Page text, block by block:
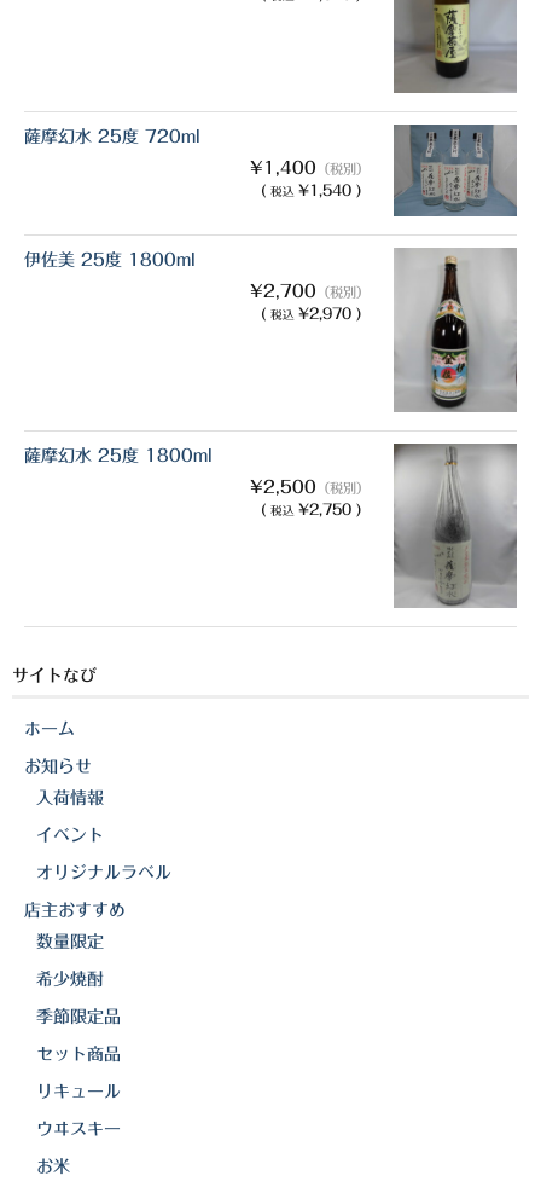
薩摩幻水 25度 720ml
¥1,400 （税別）
( 税込 ¥1,540 )
伊佐美 25度 1800ml
¥2,700 （税別）
( 税込 ¥2,970 )
薩摩幻水 25度 1800ml
¥2,500 （税別）
( 税込 ¥2,750 )
サイトなび
ホーム
お知らせ
入荷情報
イベント
オリジナルラベル
店主おすすめ
数量限定
希少焼酎
季節限定品
セット商品
リキュール
ウヰスキー
お米